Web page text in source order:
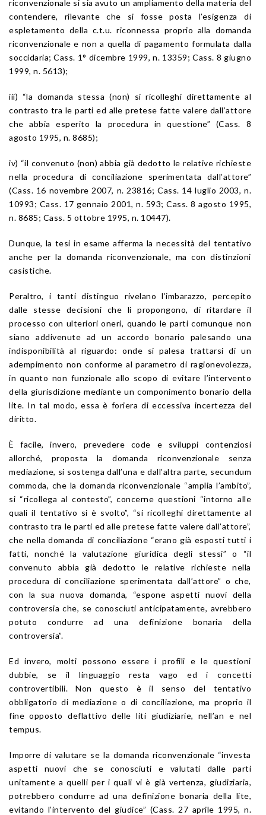
riconvenzionale si sia avuto un ampliamento della materia del
contendere, rilevante che si fosse posta l’esigenza di
espletamento della c.t.u. riconnessa proprio alla domanda
riconvenzionale e non a quella di pagamento formulata dalla
soccidaria; Cass. 1° dicembre 1999, n. 13359; Cass. 8 giugno
1999, n. 5613);
iii) “la domanda stessa (non) si ricolleghi direttamente al
contrasto tra le parti ed alle pretese fatte valere dall’attore
che abbia esperito la procedura in questione” (Cass. 8
agosto 1995, n. 8685);
iv) “il convenuto (non) abbia già dedotto le relative richieste
nella procedura di conciliazione sperimentata dall’attore”
(Cass. 16 novembre 2007, n. 23816; Cass. 14 luglio 2003, n.
10993; Cass. 17 gennaio 2001, n. 593; Cass. 8 agosto 1995,
n. 8685; Cass. 5 ottobre 1995, n. 10447).
Dunque, la tesi in esame afferma la necessità del tentativo
anche per la domanda riconvenzionale, ma con distinzioni
casistiche.
Peraltro, i tanti distinguo rivelano l’imbarazzo, percepito
dalle stesse decisioni che li propongono, di ritardare il
processo con ulteriori oneri, quando le parti comunque non
siano addivenute ad un accordo bonario palesando una
indisponibilità al riguardo: onde si palesa trattarsi di un
adempimento non conforme al parametro di ragionevolezza,
in quanto non funzionale allo scopo di evitare l’intervento
della giurisdizione mediante un componimento bonario della
lite. In tal modo, essa è foriera di eccessiva incertezza del
diritto.
È facile, invero, prevedere code e sviluppi contenziosi
allorché, proposta la domanda riconvenzionale senza
mediazione, si sostenga dall’una e dall’altra parte, secundum
commoda, che la domanda riconvenzionale “amplia l’ambito”,
si “ricollega al contesto”, concerne questioni “intorno alle
quali il tentativo si è svolto”, “si ricolleghi direttamente al
contrasto tra le parti ed alle pretese fatte valere dall’attore”,
che nella domanda di conciliazione “erano già esposti tutti i
fatti, nonché la valutazione giuridica degli stessi” o “il
convenuto abbia già dedotto le relative richieste nella
procedura di conciliazione sperimentata dall’attore” o che,
con la sua nuova domanda, “espone aspetti nuovi della
controversia che, se conosciuti anticipatamente, avrebbero
potuto condurre ad una definizione bonaria della
controversia”.
Ed invero, molti possono essere i profili e le questioni
dubbie, se il linguaggio resta vago ed i concetti
controvertibili. Non questo è il senso del tentativo
obbligatorio di mediazione o di conciliazione, ma proprio il
fine opposto deflattivo delle liti giudiziarie, nell’an e nel
tempus.
Imporre di valutare se la domanda riconvenzionale “investa
aspetti nuovi che se conosciuti e valutati dalle parti
unitamente a quelli per i quali vi è già vertenza, giudiziaria,
potrebbero condurre ad una definizione bonaria della lite,
evitando l’intervento del giudice” (Cass. 27 aprile 1995, n.